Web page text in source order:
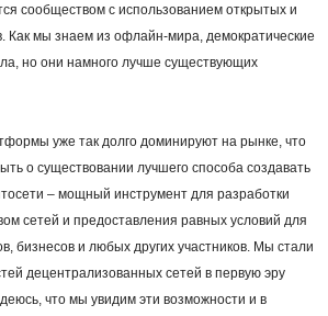
сообществом с использованием открытых и
Как мы знаем из офлайн-мира, демократические
но они намного лучше существующих
уже так долго доминируют на рынке, что
о существовании лучшего способа создавать
– мощный инструмент для разработки
сетей и предоставления равных условий для
бизнесов и любых других участников. Мы стали
децентрализованных сетей в первую эру
что мы увидим эти возможности и в